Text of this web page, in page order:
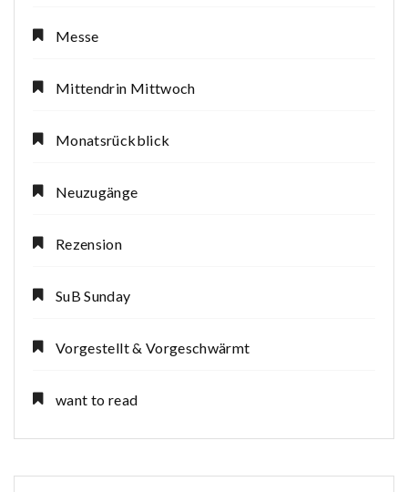
Messe
Mittendrin Mittwoch
Monatsrückblick
Neuzugänge
Rezension
SuB Sunday
Vorgestellt & Vorgeschwärmt
want to read